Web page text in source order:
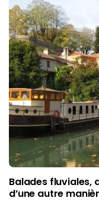
Balades fluviales,
d’une autre